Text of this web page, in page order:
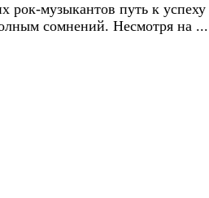
рок-музыкантов путь к успеху
сомнений. Несмотря на ...